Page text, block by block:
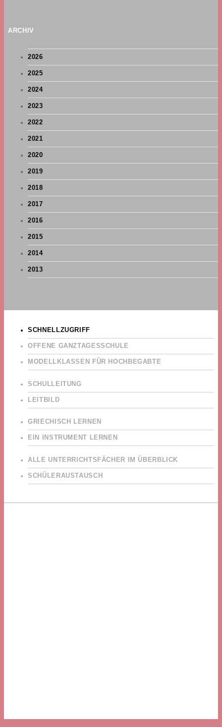
ARCHIV
2026
2025
2024
2023
2022
2021
2020
2019
2018
2017
2016
2015
2014
2013
SCHNELLZUGRIFF
OFFENE GANZTAGESSCHULE
MODELLKLASSEN FÜR HOCHBEGABTE
SCHULLEITUNG
LEITBILD
GRIECHISCH LERNEN
EIN INSTRUMENT LERNEN
ALLE UNTERRICHTSFÄCHER IM ÜBERBLICK
SCHÜLERAUSTAUSCH